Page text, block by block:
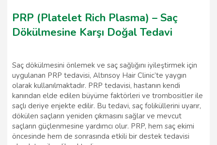
PRP (Platelet Rich Plasma) – Saç
Dökülmesine Karşı Doğal Tedavi
Saç dökülmesini önlemek ve saç sağlığını iyileştirmek için
uygulanan PRP tedavisi, Altınsoy Hair Clinic’te yaygın
olarak kullanılmaktadır. PRP tedavisi, hastanın kendi
kanından elde edilen büyüme faktörleri ve trombositler ile
saçlı deriye enjekte edilir. Bu tedavi, saç foliküllerini uyarır,
dökülen saçların yeniden çıkmasını sağlar ve mevcut
saçların güçlenmesine yardımcı olur. PRP, hem saç ekimi
öncesinde hem de sonrasında etkili bir destek tedavisi